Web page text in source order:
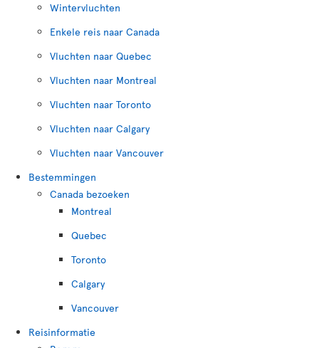
Wintervluchten
Enkele reis naar Canada
Vluchten naar Quebec
Vluchten naar Montreal
Vluchten naar Toronto
Vluchten naar Calgary
Vluchten naar Vancouver
Bestemmingen
Canada bezoeken
Montreal
Quebec
Toronto
Calgary
Vancouver
Reisinformatie